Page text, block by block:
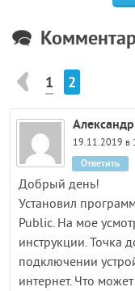
1 2
Александр
19.11.2019 в
Добрый день!
Установил
Public. На мое
инструкции. Точка
подключении
интернет. Что
Ответить